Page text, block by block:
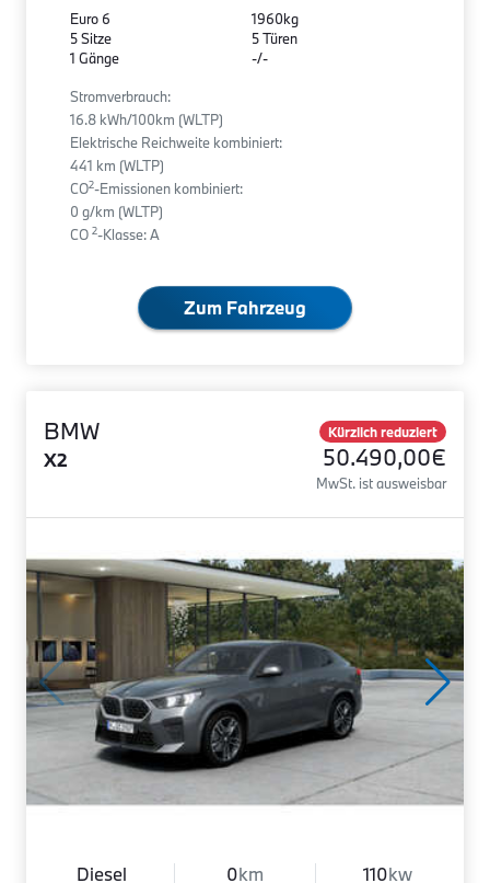
Euro 6
5 Sitze
1 Gänge
1960kg
5 Türen
-/-
Stromverbrauch:
16.8 kWh/100km (WLTP)
Elektrische Reichweite kombiniert:
441 km (WLTP)
CO2-Emissionen kombiniert:
0 g/km (WLTP)
CO 2-Klasse: A
Zum Fahrzeug
BMW
X2
Kürzlich reduziert
50.490,00€
MwSt. ist ausweisbar
Diesel 0km 110kw